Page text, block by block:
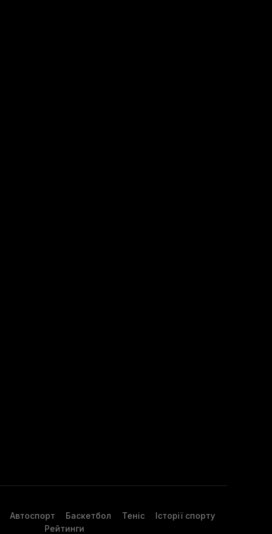
Автоспорт Баскетбол Теніс
Історії спорту
Рейтинги